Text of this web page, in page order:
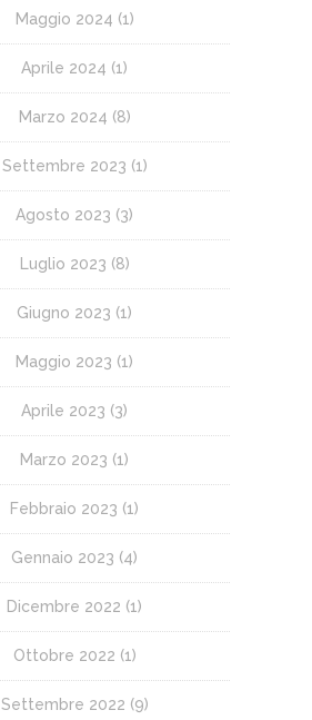
Maggio 2024 (1)
Aprile 2024 (1)
Marzo 2024 (8)
Settembre 2023 (1)
Agosto 2023 (3)
Luglio 2023 (8)
Giugno 2023 (1)
Maggio 2023 (1)
Aprile 2023 (3)
Marzo 2023 (1)
Febbraio 2023 (1)
Gennaio 2023 (4)
Dicembre 2022 (1)
Ottobre 2022 (1)
Settembre 2022 (9)